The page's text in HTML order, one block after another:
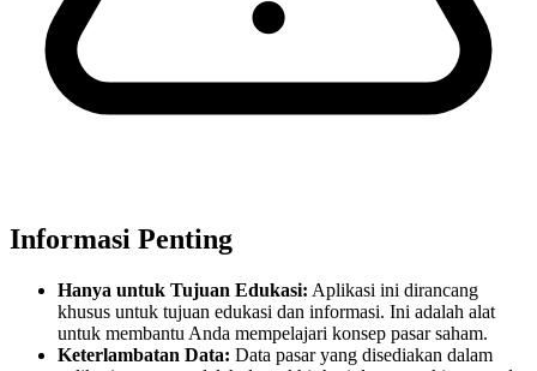
Informasi Penting
Hanya untuk Tujuan Edukasi: Aplikasi ini dirancang
khusus untuk tujuan edukasi dan informasi. Ini adalah alat
untuk membantu Anda mempelajari konsep pasar saham.
Keterlambatan Data: Data pasar yang disediakan dalam